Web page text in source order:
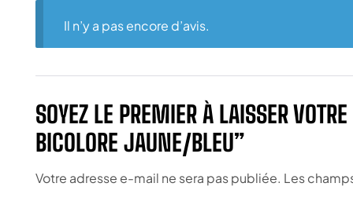
Il n’y a pas encore d’avis.
SOYEZ LE PREMIER À LAISSER
BICOLORE JAUNE/BLEU”
Votre adresse e-mail ne sera pas publiée. Les